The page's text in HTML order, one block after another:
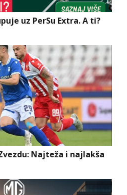
uz PerSu Extra. A ti?
Najteža i najlakša